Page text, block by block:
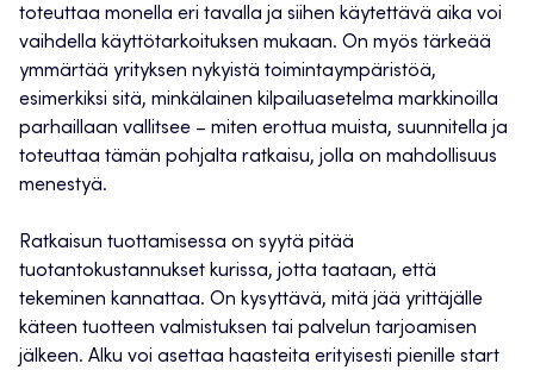
toteuttaa monella eri tavalla ja siihen käytettävä aika voi
vaihdella käyttötarkoituksen mukaan. On myös tärkeää
ymmärtää yrityksen nykyistä toimintaympäristöä,
esimerkiksi sitä, minkälainen kilpailuasetelma markkinoilla
parhaillaan vallitsee – miten erottua muista, suunnitella ja
toteuttaa tämän pohjalta ratkaisu, jolla on mahdollisuus
menestyä.
Ratkaisun tuottamisessa on syytä pitää
tuotantokustannukset kurissa, jotta taataan, että
tekeminen kannattaa. On kysyttävä, mitä jää yrittäjälle
käteen tuotteen valmistuksen tai palvelun tarjoamisen
jälkeen. Alku voi asettaa haasteita erityisesti pienille start